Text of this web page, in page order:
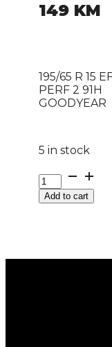
149 KM
195/65 R 15
PERF 2 91H
GOODYEAR
5 in stock
195/65
R
15Add to cart